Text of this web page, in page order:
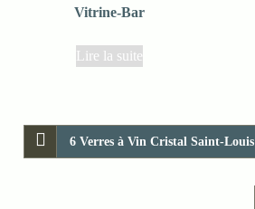
Vitrine-Bar
Lire la suite
6 Verres à Vin Cristal Saint-Louis